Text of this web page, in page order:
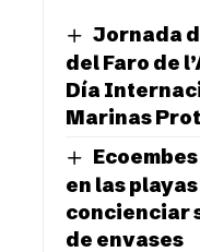
Jornada
del Faro de
Día
Marinas
en las
concienciar
de envases